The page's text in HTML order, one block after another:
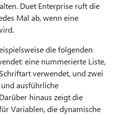
Duet Enterprise ruft die
Mal ab, wenn eine
die folgenden
eine nummerierte Liste,
verwendet, und zwei
ausführliche
hinaus zeigt die
Variablen, die dynamische